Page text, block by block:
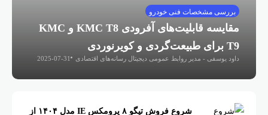
بررسی مشخصات فنی خودرو
مقایسه قابلیت‌های آفرودی KMC T8 و KMC
داود یوسفی - مدیر روابط عمومی دیجیتال رسانه‌های اقتصادی 2025-07-31
شروع فروش تیگو ۸ پرومکس IE مدل ۱۴۰۴ از